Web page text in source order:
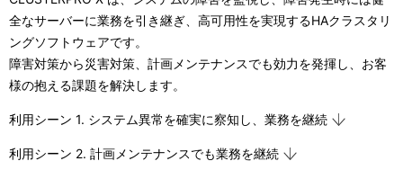
ョ
ン
全なサーバーに業務を引き継ぎ、高可用性を実現するHAクラスタリ
ングソフトウェアです。
障害対策から災害対策、計画メンテナンスでも効力を発揮し、お客
様の抱える課題を解決します。
利用シーン 1. システム異常を確実に察知し、業務を継続
利用シーン 2. 計画メンテナンスでも業務を継続